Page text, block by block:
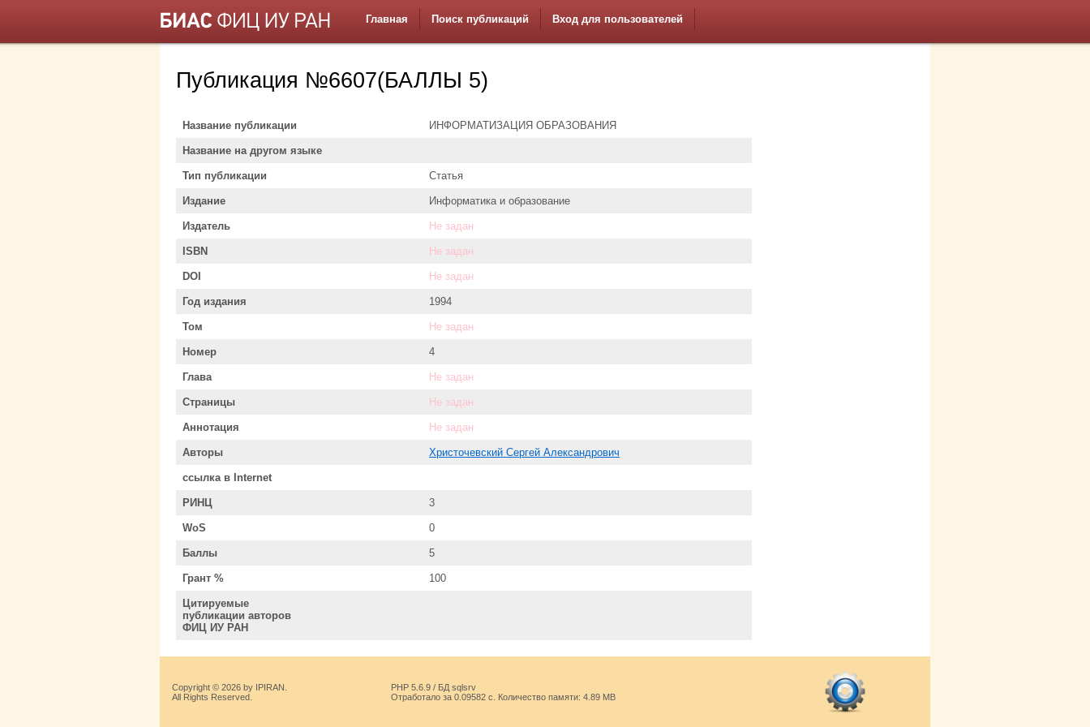
Главная Поиск публикаций Вход для пользователей
Публикация №6607(БАЛЛЫ 5)
Название публикации ИНФОРМАТИЗАЦИЯ ОБРАЗОВАНИЯ
Название на другом языке
Тип публикации Статья
Издание Информатика и образование
Издатель Не задан
ISBN Не задан
DOI Не задан
Год издания 1994
Том Не задан
Номер 4
Глава Не задан
Страницы Не задан
Аннотация Не задан
Авторы Христочевский Сергей Александрович
ссылка в Internet
РИНЦ 3
WoS 0
Баллы 5
Грант % 100
Цитируемые
публикации авторов
ФИЦ ИУ РАН
Copyright © 2026 by IPIRAN.
All Rights Reserved.
PHP 5.6.9 / БД sqlsrv
Отработало за 0.09582 с. Количество памяти: 4.89 MB